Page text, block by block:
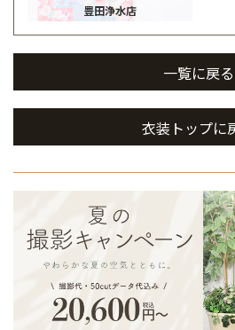
豊田浄水店
一覧に戻る
衣装トップに